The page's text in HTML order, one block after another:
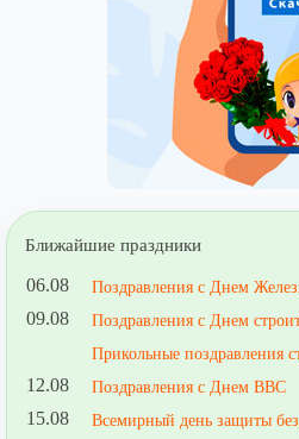
Ближайшие праздники
06.08 Поздравления с Днем
09.08
Поздравления с Днем
Прикольные поздравления
12.08 Поздравления с Днем ВВС
15.08 Всемирный день защиты